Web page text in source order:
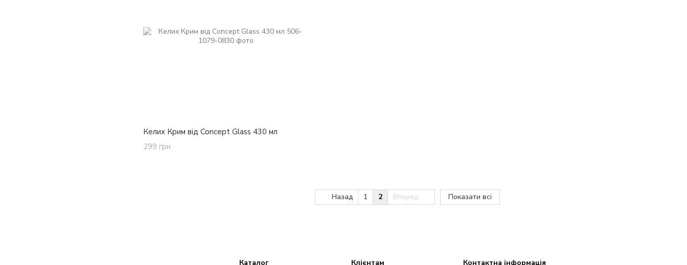
Келих Крим від Concept Glass 430 мл
299 грн
Назад 1 2 Вперед Показати всі
Каталог Клієнтам Контактна інформація